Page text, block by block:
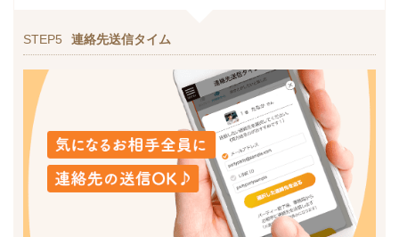
STEP5 連絡先送信タイム